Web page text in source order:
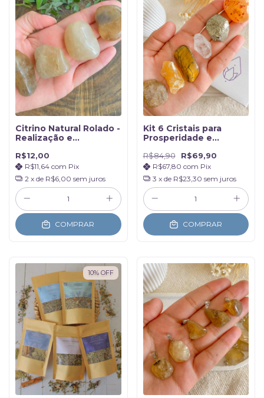
Citrino Natural Rolado -
Realização e
R$12,00
R$11,64 com Pix
2 x de R$6,00 sem juros
COMPRAR
Kit 6 Cristais para
Prosperidade e
Caixinha
R$84,90 R$69,90
R$67,80 com Pix
3 x de R$23,30 sem juros
COMPRAR
10% OFF